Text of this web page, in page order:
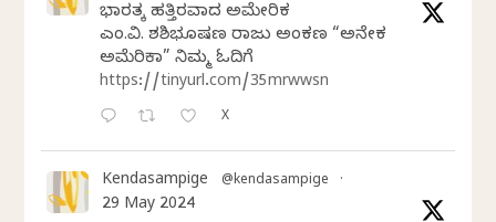
ಭಾರತಕ್ಕೆ ಹತ್ತಿರವಾದ ಅಮೇರಿಕ
ಎಂ.ವಿ. ಶಶಿಭೂಷಣ ರಾಜು ಅಂಕಣ “ಅನೇಕ
ಅಮೆರಿಕಾ” ನಿಮ್ಮ ಓದಿಗೆ
https://tinyurl.com/35mrwwsn
X
Kendasampige @kendasampige ·
29 May 2024